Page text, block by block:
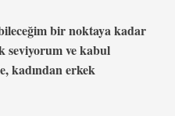
bir noktaya kadar
seviyorum ve kabul
kadından erkek